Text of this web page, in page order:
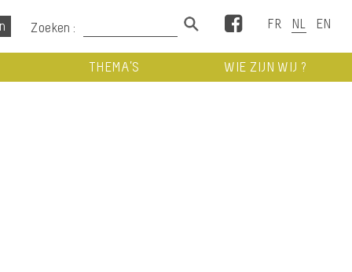
Zoeken : Facebook
THEMA’S WIE ZIJN WIJ ?